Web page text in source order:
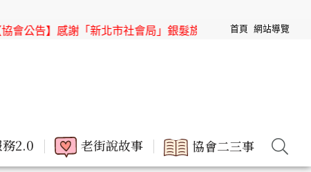
「新北市社會局」銀髮族節目「高年級超進化」來「三峽老街
首頁 網站導覽
2.0 老街說故事 協會二三事